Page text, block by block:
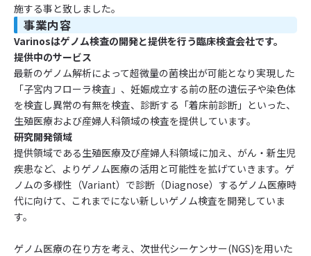
施する事と致しました。
事業内容
Varinosはゲノム検査の開発と提供を行う臨床検査会社です。
提供中のサービス
最新のゲノム解析によって超微量の菌検出が可能となり実現した
「子宮内フローラ検査」、妊娠成立する前の胚の遺伝子や染色体
を検査し異常の有無を検査、診断する「着床前診断」といった、
生殖医療および産婦人科領域の検査を提供しています。
研究開発領域
提供領域である生殖医療及び産婦人科領域に加え、がん・新生児
疾患など、よりゲノム医療の活用と可能性を拡げていきます。ゲ
ノムの多様性（Variant）で診断（Diagnose）するゲノム医療時
代に向けて、これまでにない新しいゲノム検査を開発していま
す。
ゲノム医療の在り方を考え、次世代シーケンサー(NGS)を用いた